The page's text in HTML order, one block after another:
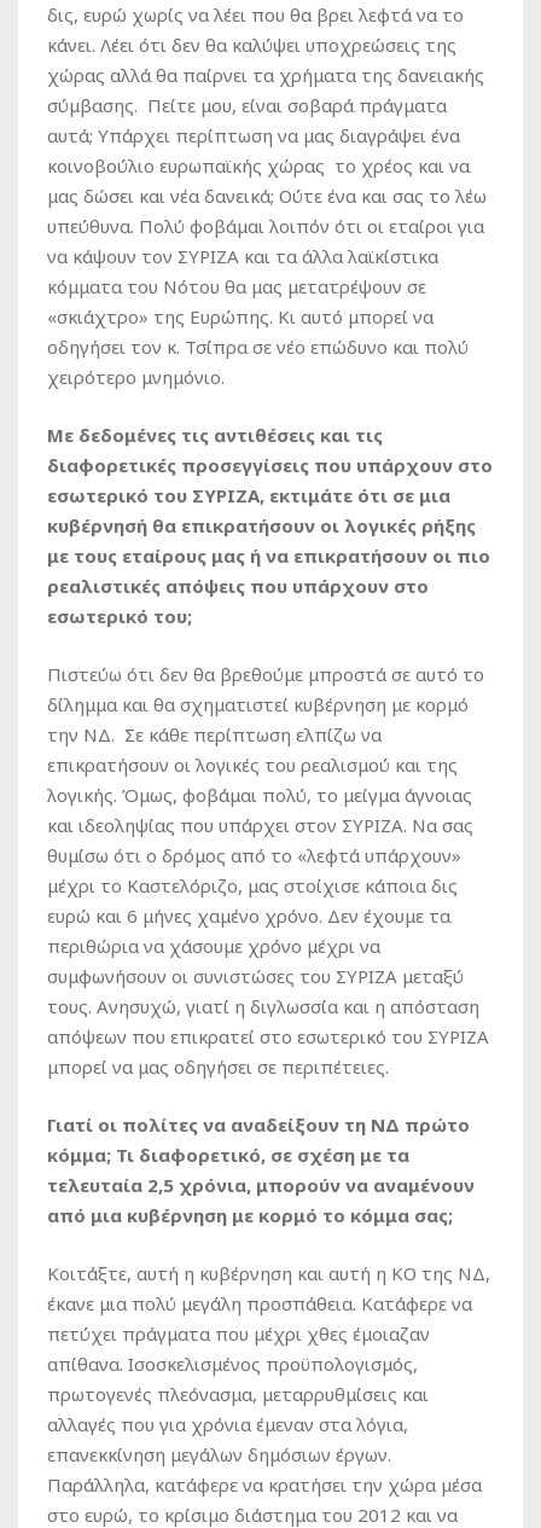
δις, ευρώ χωρίς να λέει που θα βρει λεφτά να το
κάνει. Λέει ότι δεν θα καλύψει υποχρεώσεις της
χώρας αλλά θα παίρνει τα χρήματα της δανειακής
σύμβασης. Πείτε μου, είναι σοβαρά πράγματα
αυτά; Υπάρχει περίπτωση να μας διαγράψει ένα
κοινοβούλιο ευρωπαϊκής χώρας το χρέος και να
μας δώσει και νέα δανεικά; Ούτε ένα και σας το λέω
υπεύθυνα. Πολύ φοβάμαι λοιπόν ότι οι εταίροι για
να κάψουν τον ΣΥΡΙΖΑ και τα άλλα λαϊκίστικα
κόμματα του Νότου θα μας μετατρέψουν σε
«σκιάχτρο» της Ευρώπης. Κι αυτό μπορεί να
οδηγήσει τον κ. Τσίπρα σε νέο επώδυνο και πολύ
χειρότερο μνημόνιο.
Με δεδομένες τις αντιθέσεις και τις
διαφορετικές προσεγγίσεις που υπάρχουν στο
εσωτερικό του ΣΥΡΙΖΑ, εκτιμάτε ότι σε μια
κυβέρνησή θα επικρατήσουν οι λογικές ρήξης
με τους εταίρους μας ή να επικρατήσουν οι πιο
ρεαλιστικές απόψεις που υπάρχουν στο
εσωτερικό του;
Πιστεύω ότι δεν θα βρεθούμε μπροστά σε αυτό το
δίλημμα και θα σχηματιστεί κυβέρνηση με κορμό
την ΝΔ. Σε κάθε περίπτωση ελπίζω να
επικρατήσουν οι λογικές του ρεαλισμού και της
λογικής. Όμως, φοβάμαι πολύ, το μείγμα άγνοιας
και ιδεοληψίας που υπάρχει στον ΣΥΡΙΖΑ. Να σας
θυμίσω ότι ο δρόμος από το «λεφτά υπάρχουν»
μέχρι το Καστελόριζο, μας στοίχισε κάποια δις
ευρώ και 6 μήνες χαμένο χρόνο. Δεν έχουμε τα
περιθώρια να χάσουμε χρόνο μέχρι να
συμφωνήσουν οι συνιστώσες του ΣΥΡΙΖΑ μεταξύ
τους. Ανησυχώ, γιατί η διγλωσσία και η απόσταση
απόψεων που επικρατεί στο εσωτερικό του ΣΥΡΙΖΑ
μπορεί να μας οδηγήσει σε περιπέτειες.
Γιατί οι πολίτες να αναδείξουν τη ΝΔ πρώτο
κόμμα; Τι διαφορετικό, σε σχέση με τα
τελευταία 2,5 χρόνια, μπορούν να αναμένουν
από μια κυβέρνηση με κορμό το κόμμα σας;
Κοιτάξτε, αυτή η κυβέρνηση και αυτή η ΚΟ της ΝΔ,
έκανε μια πολύ μεγάλη προσπάθεια. Κατάφερε να
πετύχει πράγματα που μέχρι χθες έμοιαζαν
απίθανα. Ισοσκελισμένος προϋπολογισμός,
πρωτογενές πλεόνασμα, μεταρρυθμίσεις και
αλλαγές που για χρόνια έμεναν στα λόγια,
επανεκκίνηση μεγάλων δημόσιων έργων.
Παράλληλα, κατάφερε να κρατήσει την χώρα μέσα
στο ευρώ, το κρίσιμο διάστημα του 2012 και να